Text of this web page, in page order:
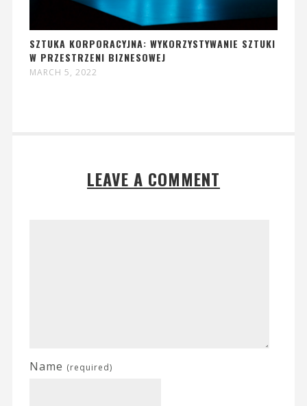
SZTUKA KORPORACYJNA: WYKORZYSTYWANIE SZTUKI
W PRZESTRZENI BIZNESOWEJ
MARCH 5, 2022
LEAVE A COMMENT
Name (required)